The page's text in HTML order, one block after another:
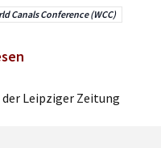
Canals Conference (WCC)
Leipziger Zeitung